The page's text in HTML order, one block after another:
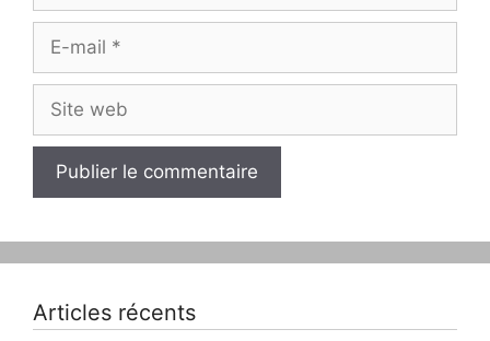
Site
web
Articles récents